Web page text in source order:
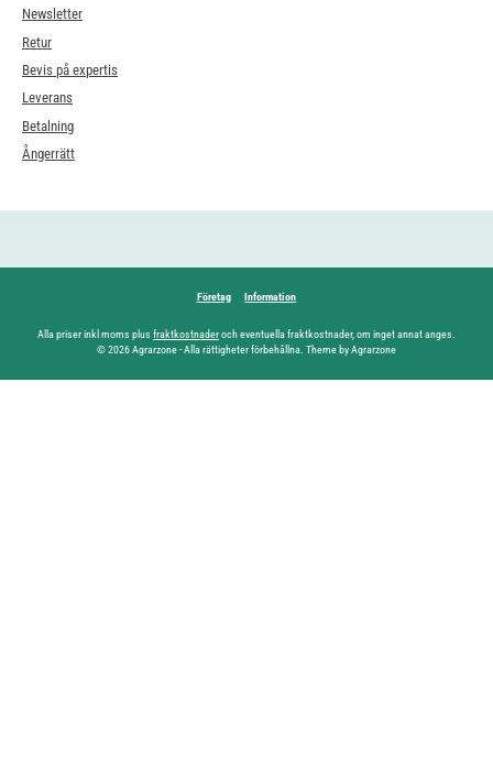
Newsletter
Retur
Bevis på expertis
Leverans
Betalning
Ångerrätt
Företag Information
Alla priser inkl moms plus fraktkostnaderoch eventuella fraktkostnader, om inget annat anges.
© 2026 Agrarzone - Alla rättigheter förbehållna. Theme by Agrarzone